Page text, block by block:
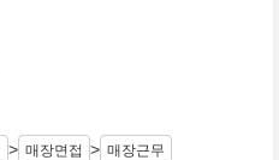
> 매장면접 > 매장근무